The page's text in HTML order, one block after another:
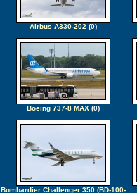
Airbus A330-202 (0)
Boeing 737-8 MAX(0)
Bombardier Challenger 350 (BD-100-